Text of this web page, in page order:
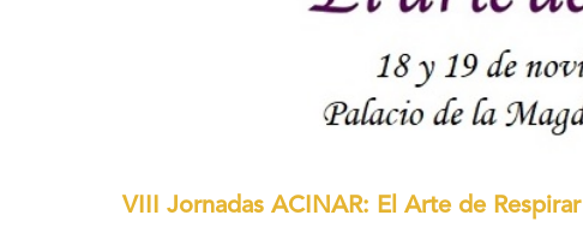
VIII Jornadas ACINAR: El Arte de Respirar